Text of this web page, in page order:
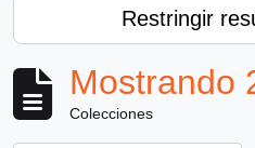
Restringir
Mostrando
Colecciones